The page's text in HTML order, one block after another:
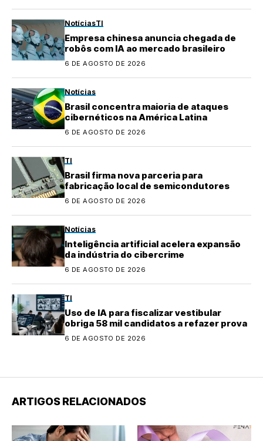
NotíciasTI
Empresa chinesa anuncia chegada de
robôs com IA ao mercado brasileiro
6 DE AGOSTO DE 2026
Notícias
Brasil concentra maioria de ataques
cibernéticos na América Latina
6 DE AGOSTO DE 2026
TI
Brasil firma nova parceria para
fabricação local de semicondutores
6 DE AGOSTO DE 2026
Notícias
Inteligência artificial acelera expansão
da indústria do cibercrime
6 DE AGOSTO DE 2026
TI
Uso de IA para fiscalizar vestibular
obriga 58 mil candidatos a refazer prova
6 DE AGOSTO DE 2026
ARTIGOS RELACIONADOS